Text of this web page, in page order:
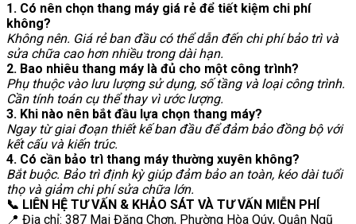
1. Có nên chọn thang máy giá rẻ để tiết kiệm chi phí
không?
Không nên. Giá rẻ ban đầu có thể dẫn đến chi phí bảo trì và
sửa chữa cao hơn nhiều trong dài hạn.
2. Bao nhiêu thang máy là đủ cho một công trình?
Phụ thuộc vào lưu lượng sử dụng, số tầng và loại công trình.
Cần tính toán cụ thể thay vì ước lượng.
3. Khi nào nên bắt đầu lựa chọn thang máy?
Ngay từ giai đoạn thiết kế ban đầu để đảm bảo đồng bộ với
kết cấu và kiến trúc.
4. Có cần bảo trì thang máy thường xuyên không?
Bắt buộc. Bảo trì định kỳ giúp đảm bảo an toàn, kéo dài tuổi
thọ và giảm chi phí sửa chữa lớn.
📞 LIÊN HỆ TƯ VẤN & KHẢO SÁT VÀ TƯ VẤN MIỄN PHÍ
📍 Địa chỉ: 387 Mai Đăng Chơn, Phường Hòa Qúy, Quận Ngũ